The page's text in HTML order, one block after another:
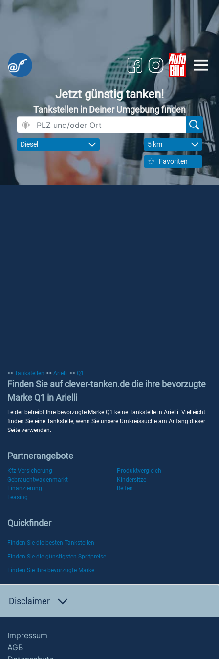
Jetzt günstig tanken!
Tankstellen in Deiner Umgebung finden
Diesel 5 km
Favoriten
>> Tankstellen >> Arielli >> Q1
Finden Sie auf clever-tanken.de die ihre bevorzugte
Marke Q1 in Arielli
Leider betreibt Ihre bevorzugte Marke Q1 keine Tankstelle in Arielli. Vielleicht
finden Sie eine Tankstelle, wenn Sie unsere Umkreissuche am Anfang dieser
Seite verwenden.
Partnerangebote
Kfz-Versicherung
Produktvergleich
Gebrauchtwagenmarkt
Kindersitze
Finanzierung
Reifen
Leasing
Quickfinder
Finden Sie die besten Tankstellen
Finden Sie die günstigsten Spritpreise
Finden Sie Ihre bevorzugte Marke
Disclaimer
Impressum
AGB